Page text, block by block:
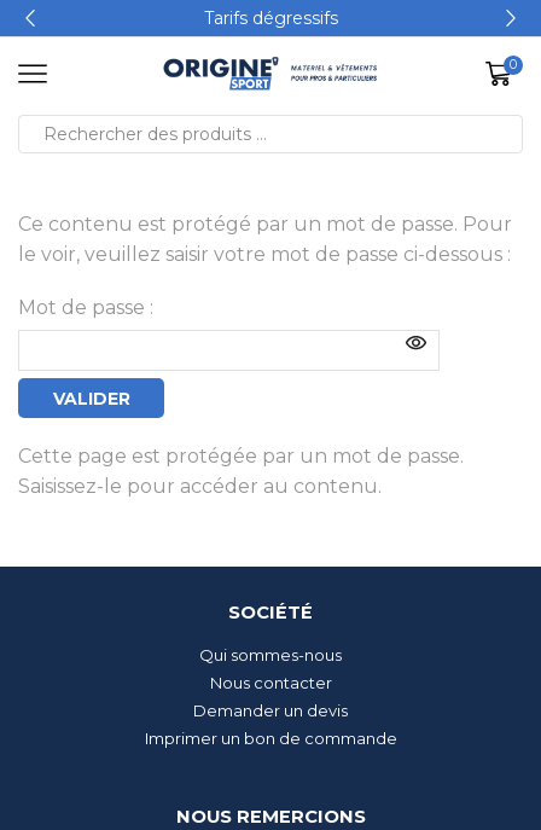
Tarifs dégressifs
0
Ce contenu est protégé par un mot de passe. Pour
le voir, veuillez saisir votre mot de passe ci-dessous :
Mot de passe :
Cette page est protégée par un mot de passe.
Saisissez-le pour accéder au contenu.
SOCIÉTÉ
Qui sommes-nous
Nous contacter
Demander un devis
Imprimer un bon de commande
NOUS REMERCIONS